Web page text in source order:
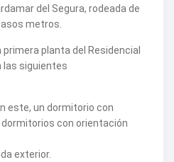
del Segura, rodeada de
metros.
primera planta del Residencial
las siguientes
este, un dormitorio con
con orientación
exterior.